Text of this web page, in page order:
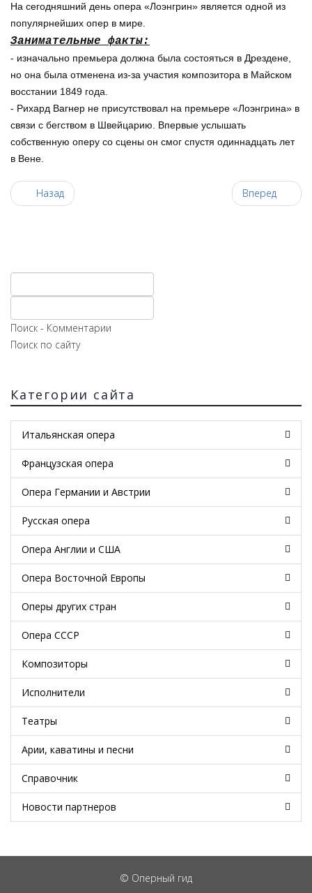
На сегодняшний день опера «Лоэнгрин» является одной из
популярнейших опер в мире.
Занимательные факты:
- изначально премьера должна была состояться в Дрездене,
но она была отменена из-за участия композитора в Майском
восстании 1849 года.
- Рихард Вагнер не присутствовал на премьере «Лоэнгрина» в
связи с бегством в Швейцарию. Впервые услышать
собственную оперу со сцены он смог спустя одиннадцать лет
в Вене.
Назад Вперед
Поиск - Комментарии
Поиск по сайту
Категории сайта
Итальянская опера
Французская опера
Опера Германии и Австрии
Русская опера
Опера Англии и США
Опера Восточной Европы
Оперы других стран
Опера СССР
Композиторы
Исполнители
Театры
Арии, каватины и песни
Справочник
Новости партнеров
© Оперный гид